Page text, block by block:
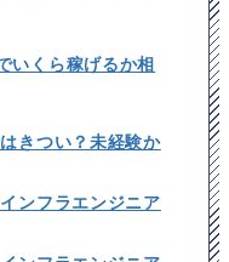
いくら稼げるか相
きつい？未経験か
ンフラエンジニア